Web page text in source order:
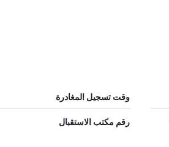
وقت تسجيل المغادرة
رقم مكتب الاستقبال